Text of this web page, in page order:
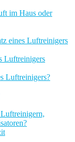
im Haus oder
eines Luftreinigers
Luftreinigers
Luftreinigers?